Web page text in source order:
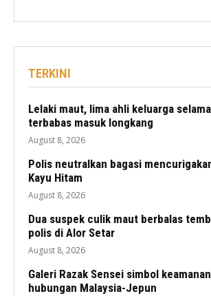
TERKINI
Lelaki maut, lima ahli keluarga
terbabas masuk longkang
August 8, 2026
Polis neutralkan bagasi
Kayu Hitam
August 8, 2026
Dua suspek culik maut berbalas
polis di Alor Setar
August 8, 2026
Galeri Razak Sensei simbol
hubungan Malaysia-Jepun